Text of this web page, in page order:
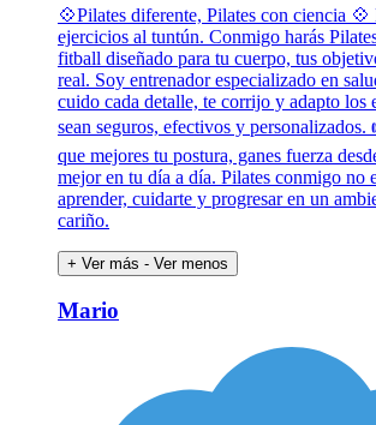
💠Pilates diferente, Pilates con ciencia 💠
ejercicios al tuntún. Conmigo harás
fitball diseñado para tu cuerpo, tus
real. Soy entrenador especializado en
cuido cada detalle, te corrijo y adapto los
sean seguros, efectivos y
que mejores tu postura, ganes fuerza
mejor en tu día a día. Pilates conmigo no
aprender, cuidarte y progresar en un
cariño.
+ Ver más - Ver menos
Mario